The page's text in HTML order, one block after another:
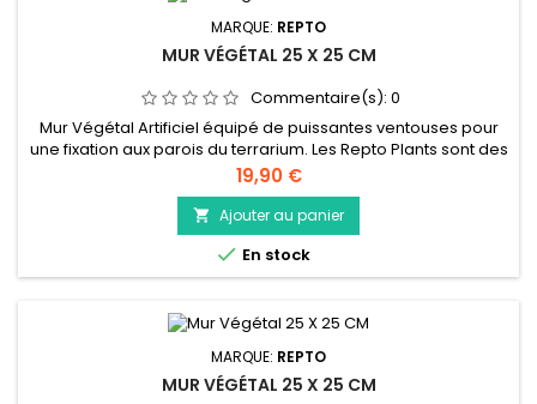
MARQUE: REPTO
MUR VÉGÉTAL 25 X 25 CM
Commentaire(s): 0
Mur Végétal Artificiel équipé de puissantes ventouses pour
une fixation aux parois du terrarium. Les Repto Plants sont des
répliques réalistes de vraies plantes et offrent une cachette
naturelle pour les reptiles et les amphibiens, sont faciles à
nettoyer et à entretenir, et peuvent être utilisées en
combinaison avec de vraies plantes.
Prix
19,90 €
 Ajouter au panier
 En stock
MARQUE: REPTO
MUR VÉGÉTAL 25 X 25 CM